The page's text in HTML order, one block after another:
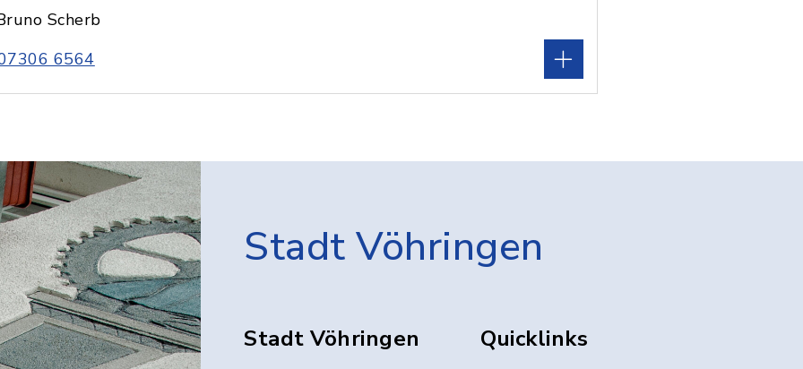
Scherb
6564
Stadt Vöhringen
Stadt Vöhringen Quicklinks